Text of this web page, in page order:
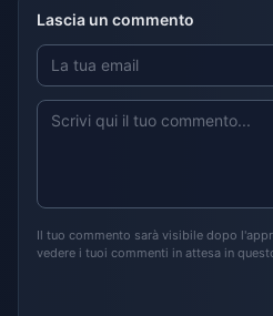
Lascia un commento
Il tuo commento sarà visibile dopo
vedere i tuoi commenti in attesa in